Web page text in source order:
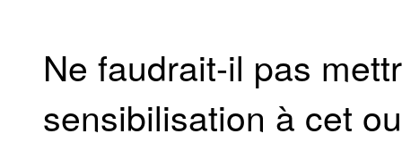
Ne faudrait-il pas
sensibilisation à cet